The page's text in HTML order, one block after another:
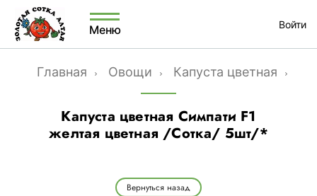
Меню Войти
Главная Овощи Капуста цветная
Капуста цветная Симпати F1
желтая цветная /Сотка/ 5шт/*
Вернуться назад